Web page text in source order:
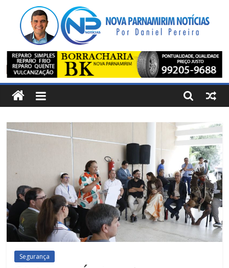
conteúdo
Nova
Parnamirim
Notícias
Segurança